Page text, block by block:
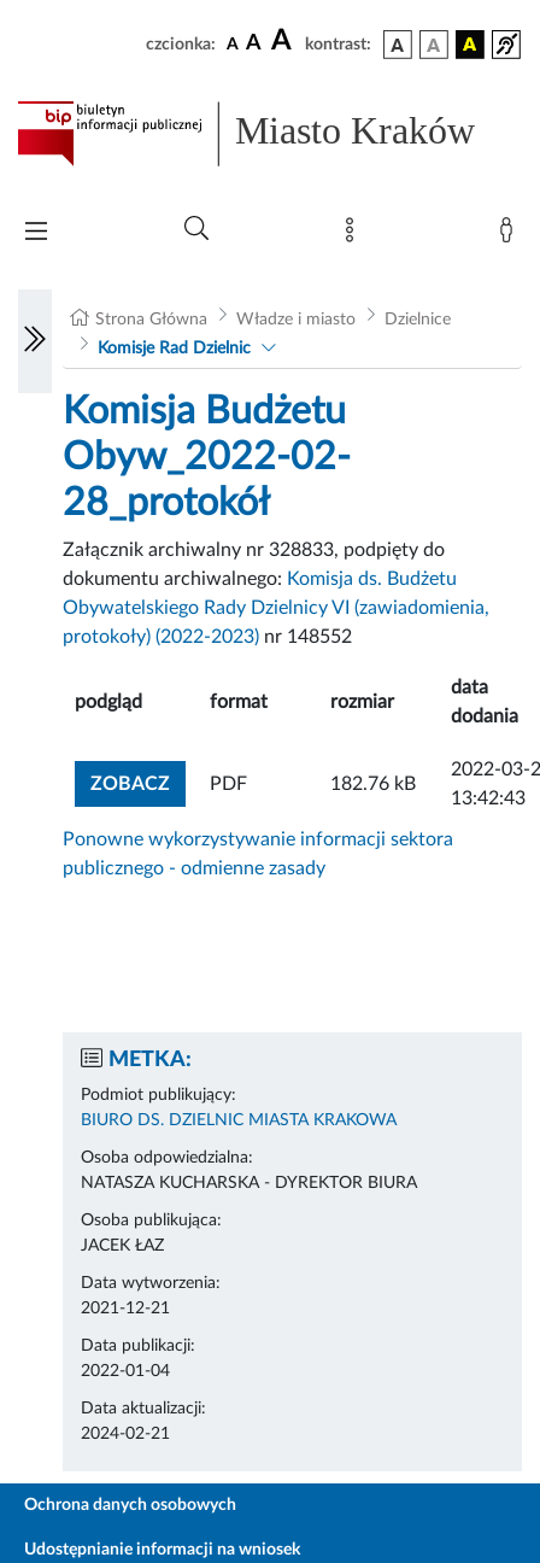
czcionka: A A A kontrast:
Miasto Kraków
Strona Główna Władze i miasto
Dzielnice
Komisje Rad Dzielnic
Komisja Budżetu
Obyw_2022-02-
28_protokół
Załącznik archiwalny nr 328833, podpięty do
dokumentu archiwalnego: Komisja ds. Budżetu
Obywatelskiego Rady Dzielnicy VI (zawiadomienia,
protokoły) (2022-2023) nr 148552
podgląd format rozmiar
data
dodania
ZOBACZZOBACZ ZAŁĄCZNIK
PDF 182.76 kB
2022-03-
13:42:43
Ponowne wykorzystywanie informacji sektora
publicznego - odmienne zasady
METKA:
Podmiot publikujący:
BIURO DS. DZIELNIC MIASTA KRAKOWA
Osoba odpowiedzialna:
NATASZA KUCHARSKA - DYREKTOR BIURA
Osoba publikująca:
JACEK ŁAZ
Data wytworzenia:
2021-12-21
Data publikacji:
2022-01-04
Data aktualizacji:
2024-02-21
Ochrona danych osobowych
Udostępnianie informacji na wniosek